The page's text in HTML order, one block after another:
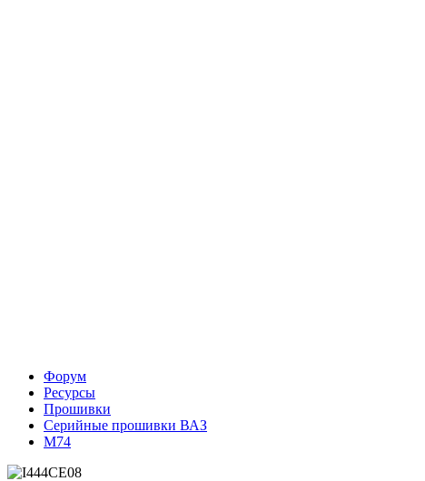
Форум
Ресурсы
Прошивки
Серийные прошивки ВАЗ
М74